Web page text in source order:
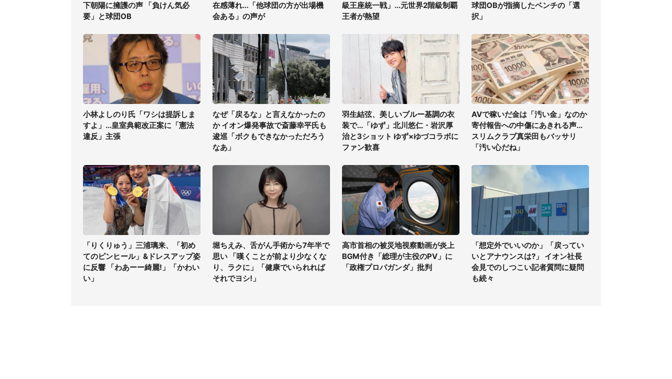
下朝陽に擁護の声 「負けん気必
要」と球団OB
在感薄れ...「他球団の方が出場機
会ある」の声が
級王座統一戦」...元世界2階級制覇
王者が熱望
球団OBが指摘したベンチの「選
択」
小林よしのり氏「ワシは提訴しま
すよ」...皇室典範改正案に「憲法
違反」主張
なぜ「戻るな」と言えなかったの
か イオン爆発事故で斎藤幸平氏も
逡巡「ボクもできなかっただろう
なあ」
羽生結弦、美しいブルー基調の衣
装で...「ゆず」北川悠仁・岩沢厚
治と3ショット ゆず×ゆづコラボに
ファン歓喜
AVで稼いだ金は「汚い金」なのか
寄付報告への中傷にあきれる声...
スリムクラブ真栄田もバッサリ
「汚い心だね」
「りくりゅう」三浦璃来、「初め
てのピンヒール」&ドレスアップ姿
に反響 「わあーー綺麗!」「かわい
い」
堀ちえみ、舌がん手術から7年半で
思い 「嘆くことが前より少なくな
り、ラクに」「健康でいられれば
それでヨシ!」
高市首相の被災地視察動画が炎上
BGM付き「総理が主役のPV」に
「政権プロパガンダ」批判
「想定外でいいのか」「戻ってい
いとアナウンスは?」 イオン社長
会見でのしつこい記者質問に疑問
も続々